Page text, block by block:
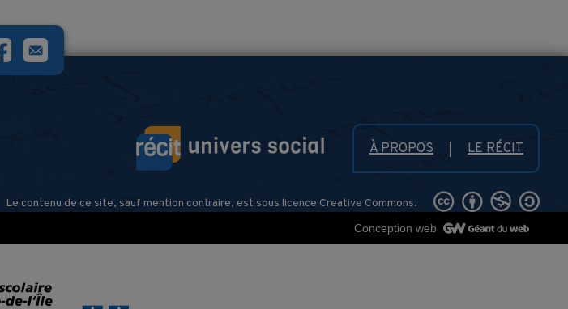
À PROPOS LE RÉCIT
Le contenu de ce site, sauf mention contraire, est sous licence Creative Commons.
Conception web